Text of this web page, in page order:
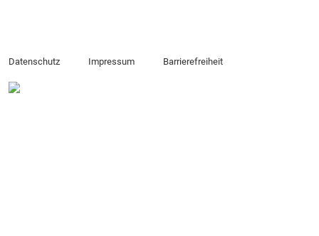
Datenschutz Impressum Barrierefreiheit